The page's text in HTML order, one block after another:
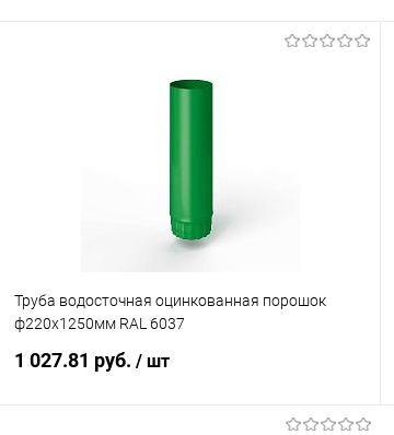
Труба водосточная оцинкованная порошок
ф220х1250мм RAL 6037
1 027.81 руб. / шт